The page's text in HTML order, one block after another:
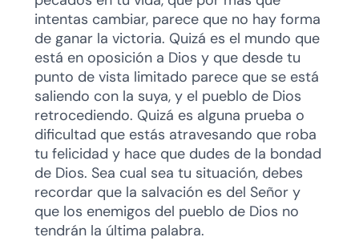
intentas cambiar, parece que no hay forma
de ganar la victoria. Quizá es el mundo que
está en oposición a Dios y que desde tu
punto de vista limitado parece que se está
saliendo con la suya, y el pueblo de Dios
retrocediendo. Quizá es alguna prueba o
dificultad que estás atravesando que roba
tu felicidad y hace que dudes de la bondad
de Dios. Sea cual sea tu situación, debes
recordar que la salvación es del Señor y
que los enemigos del pueblo de Dios no
tendrán la última palabra.